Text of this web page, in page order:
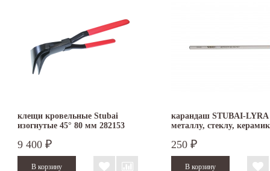
клещи кровельные Stubai
изогнутые 45° 80 мм 282153
9 400 ₽
карандаш STUBAI-LYRA
металлу, стеклу,
250 ₽